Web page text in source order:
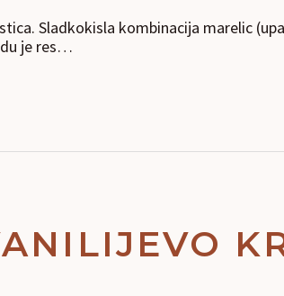
Sladkokisla kombinacija marelic
je res…